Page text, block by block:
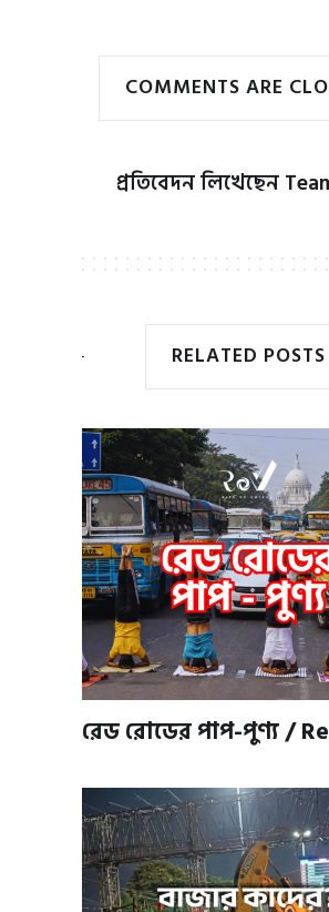
COMMENTS ARE
প্রতিবেদন লিখেছেন
RELATED POSTS
রেড রোডের পাপ-পুণ্য /